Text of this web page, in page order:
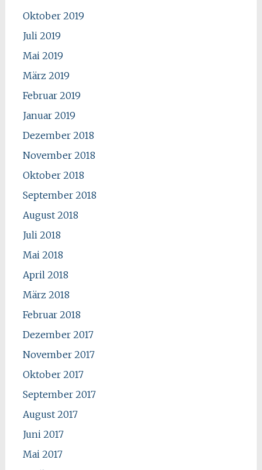
Oktober 2019
Juli 2019
Mai 2019
März 2019
Februar 2019
Januar 2019
Dezember 2018
November 2018
Oktober 2018
September 2018
August 2018
Juli 2018
Mai 2018
April 2018
März 2018
Februar 2018
Dezember 2017
November 2017
Oktober 2017
September 2017
August 2017
Juni 2017
Mai 2017